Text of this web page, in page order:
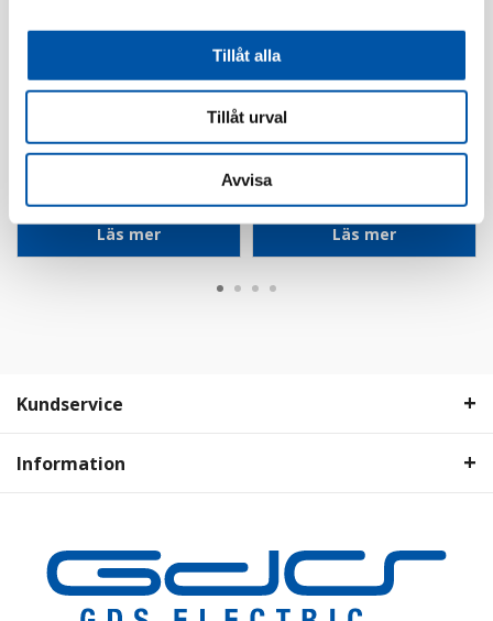
Tillåt alla
Tillåt urval
Avvisa
Flexrör HF 20/7G1,5
Läs mer
Flexrör HF 25/5G4 RQ
Läs mer
Kundservice
Information